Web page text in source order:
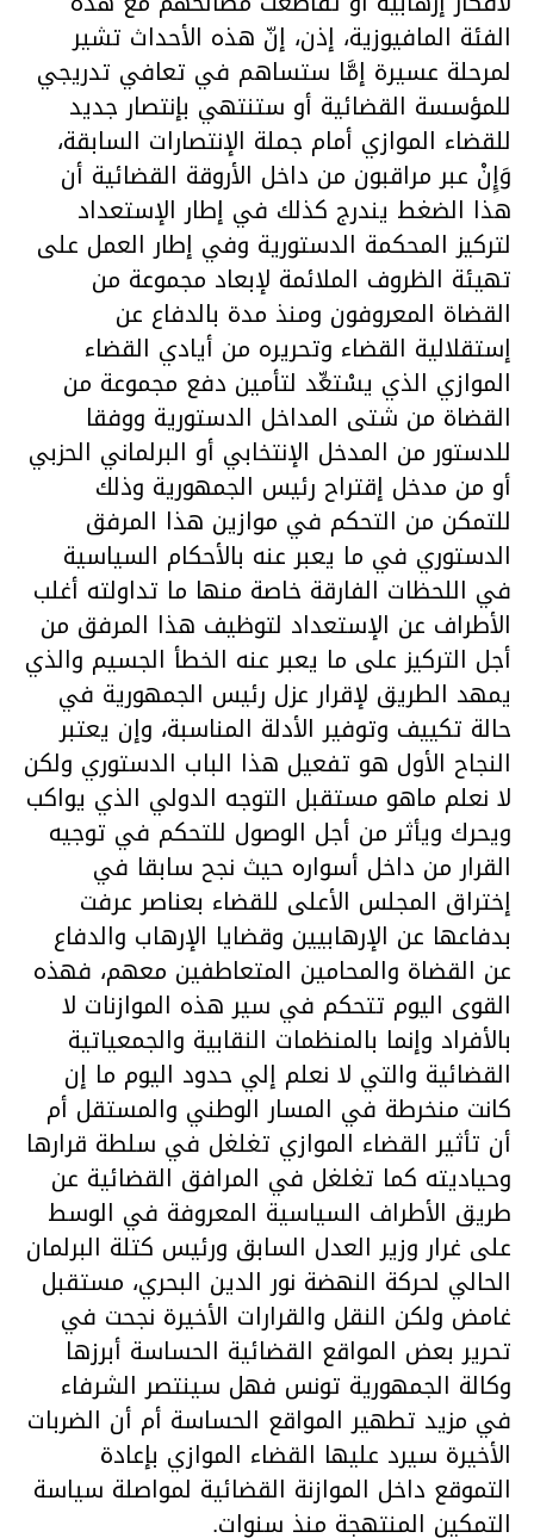
الفئة المافيوزية، إذن، إنّ هذه الأحداث تشير
لمرحلة عسيرة إمَّا ستساهم في تعافي تدريجي
للمؤسسة القضائية أو ستنتهي بإنتصار جديد
للقضاء الموازي أمام جملة الإنتصارات السابقة،
وَإِنْ عبر مراقبون من داخل الأروقة القضائية أن
هذا الضغط يندرج كذلك في إطار الإستعداد
لتركيز المحكمة الدستورية وفي إطار العمل على
تهيئة الظروف الملائمة لإبعاد مجموعة من
القضاة المعروفون ومنذ مدة بالدفاع عن
إستقلالية القضاء وتحريره من أيادي القضاء
الموازي الذي يسْتعِّد لتأمين دفع مجموعة من
القضاة من شتى المداخل الدستورية ووفقا
للدستور من المدخل الإنتخابي أو البرلماني الحزبي
أو من مدخل إقتراح رئيس الجمهورية وذلك
للتمكن من التحكم في موازين هذا المرفق
الدستوري في ما يعبر عنه بالأحكام السياسية
في اللحظات الفارقة خاصة منها ما تداولته أغلب
الأطراف عن الإستعداد لتوظيف هذا المرفق من
أجل التركيز على ما يعبر عنه الخطأ الجسيم والذي
يمهد الطريق لإقرار عزل رئيس الجمهورية في
حالة تكييف وتوفير الأدلة المناسبة، وإن يعتبر
النجاح الأول هو تفعيل هذا الباب الدستوري ولكن
لا نعلم ماهو مستقبل التوجه الدولي الذي يواكب
ويحرك ويأثر من أجل الوصول للتحكم في توجيه
القرار من داخل أسواره حيث نجح سابقا في
إختراق المجلس الأعلى للقضاء بعناصر عرفت
بدفاعها عن الإرهابيين وقضايا الإرهاب والدفاع
عن القضاة والمحامين المتعاطفين معهم، فهذه
القوى اليوم تتحكم في سير هذه الموازنات لا
بالأفراد وإنما بالمنظمات النقابية والجمعياتية
القضائية والتي لا نعلم إلي حدود اليوم ما إن
كانت منخرطة في المسار الوطني والمستقل أم
أن تأثير القضاء الموازي تغلغل في سلطة قرارها
وحياديته كما تغلغل في المرافق القضائية عن
طريق الأطراف السياسية المعروفة في الوسط
على غرار وزير العدل السابق ورئيس كتلة البرلمان
الحالي لحركة النهضة نور الدين البحري، مستقبل
غامض ولكن النقل والقرارات الأخيرة نجحت في
تحرير بعض المواقع القضائية الحساسة أبرزها
وكالة الجمهورية تونس فهل سينتصر الشرفاء
في مزيد تطهير المواقع الحساسة أم أن الضربات
الأخيرة سيرد عليها القضاء الموازي بإعادة
التموقع داخل الموازنة القضائية لمواصلة سياسة
التمكين المنتهجة منذ سنوات.